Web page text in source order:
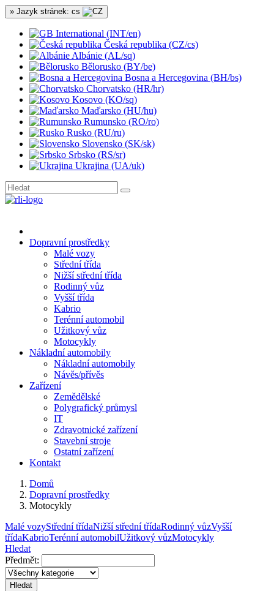
» Jazyk stránek: cs
International (INT/en)
Česká republika (CZ/cs)
Albánie (AL/sq)
Bělorusko (BY/be)
Bosna a Hercegovina (BH/bs)
Chorvatsko (HR/hr)
Kosovo (KO/sq)
Maďarsko (HU/hu)
Rumunsko (RO/ro)
Rusko (RU/ru)
Slovensko (SK/sk)
Srbsko (RS/sr)
Ukrajina (UA/uk)
Dopravní prostředky
Malé vozy
Střední třída
Nižší střední třída
Rodinný vůz
Vyšší třída
Kabrio
Terénní automobil
Užitkový vůz
Motocykly
Nákladní automobily
Nákladní automobily
Návěs/přívěs
Zařízení
Zemědělské
Polygrafický průmysl
IT
Zdravotnické zařízení
Stavební stroje
Ostatní zařízení
Kontakt
Domů
Dopravní prostředky
Motocykly
Malé vozyStřední třídaNižší střední třídaRodinný vůzVyšší
třídaKabrioTerénní automobilUžitkový vůzMotocykly
Hledat
Předmět:
Hledat